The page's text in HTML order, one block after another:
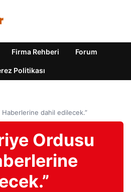
Firma Rehberi Forum
Politikası
dahil edilecek.”
Ordusu